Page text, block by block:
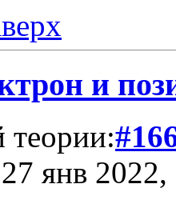
и
теории:
янв